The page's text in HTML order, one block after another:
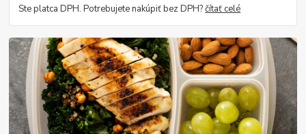
Ste platca DPH. Potrebujete nakúpiť bez DPH?čítať celé